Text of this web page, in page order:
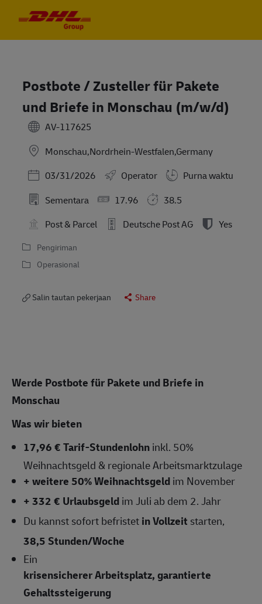
Postbote / Zusteller für Pakete
und Briefe in Monschau (m/w/d)
AV-117625
Monschau,Nordrhein-Westfalen,Germany
Posted Date
03/31/2026 Operator
Purna waktu
Sementara
17.96
38.5
Post & Parcel
Deutsche Post AG Yes
Pengiriman
Operasional
Salin tautan pekerjaan Share
Werde Postbote für Pakete und Briefe in
Monschau
Was wir bieten
17,96 € Tarif-Stundenlohninkl. 50%
Weihnachtsgeld & regionale Arbeitsmarktzulage
+ weitere 50% Weihnachtsgeldim November
+ 332 € Urlaubsgeldim Juli ab dem 2. Jahr
Du kannst sofort befristetin Vollzeit starten,
38,5 Stunden/Woche
Ein
krisensicherer Arbeitsplatz, garantierte
Gehaltssteigerung